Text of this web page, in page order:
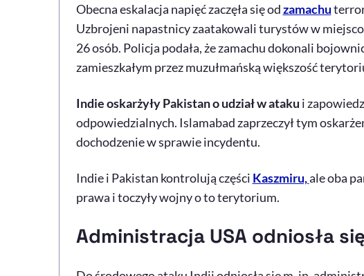
Obecna eskalacja napięć zaczęła się odzamachu
Uzbrojeni napastnicy zaatakowali turystów w
26 osób. Policja podała, że zamachu dokonali
zamieszkałym przez muzułmańską większość
Indie oskarżyły Pakistan o udział w ataku i
odpowiedzialnych. Islamabad zaprzeczył tym
dochodzenie w sprawie incydentu.
Indie i Pakistan kontrolują części Kaszmiru,ale oba
prawa i toczyły wojny o to terytorium.
Administracja USA odniosła